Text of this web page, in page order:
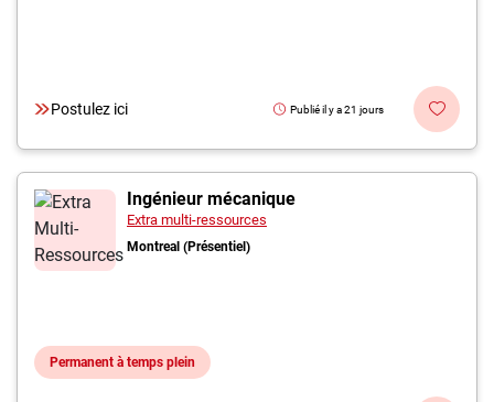
Postulez ici Publié il y a 21 jours
Ingénieur mécanique
Extra multi-ressources
Montreal (Présentiel)
Permanent à temps plein